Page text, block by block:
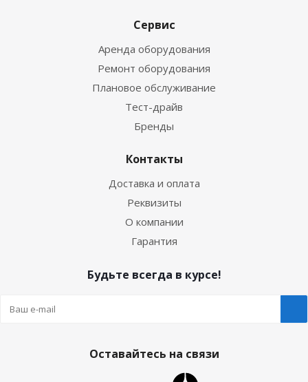
Сервис
Аренда оборудования
Ремонт оборудования
Плановое обслуживание
Тест-драйв
Бренды
Контакты
Доставка и оплата
Реквизиты
О компании
Гарантия
Будьте всегда в курсе!
Оставайтесь на связи